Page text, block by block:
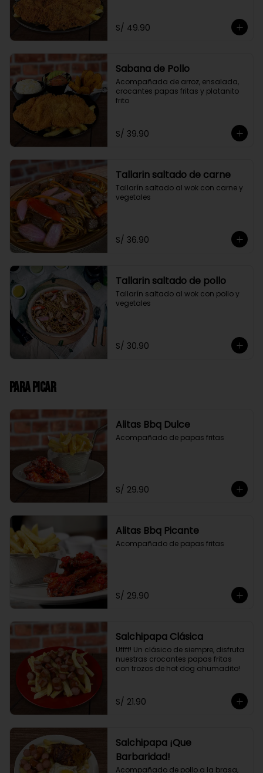
S/ 49.90
Sabana de Pollo
Acompañada de arroz, ensalada,
crocantes papas fritas y platanito
frito
S/ 39.90
Tallarin saltado de carne
Tallarín saltado al wok con carne y
vegetales
S/ 36.90
Tallarin saltado de pollo
Tallarín saltado al wok con pollo y
vegetales
S/ 30.90
Para Picar
Alitas Bbq Dulce
Acompañado de papas fritas
S/ 29.90
Alitas Bbq Picante
Acompañado de papas fritas
S/ 29.90
Salchipapa Clásica
Uffff! Un clásico de siempre, disfruta
nuestras crocantes papas fritas
con trozos de hot dog ahumadito!
S/ 21.90
Salchipapa ¡Que
Barbaridad!
Acompañado de pollo a la brasa,